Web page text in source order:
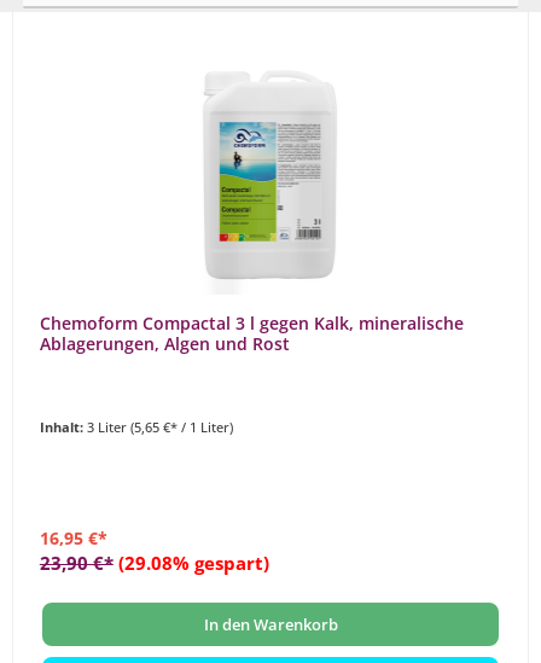
Chemoform Compactal 3 l gegen Kalk, mineralische
Ablagerungen, Algen und Rost
Inhalt: 3 Liter (5,65 €* / 1 Liter)
16,95 €*
23,90 €* (29.08% gespart)
In den Warenkorb